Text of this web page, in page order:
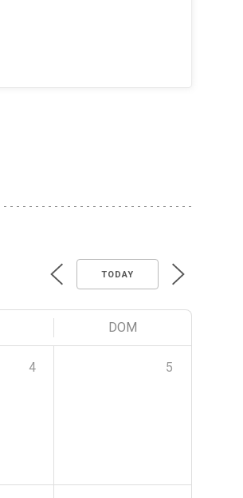
TODAY
DOM
4 5